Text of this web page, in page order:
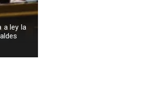
a ley la